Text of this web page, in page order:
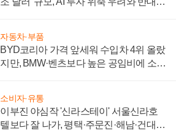
자동차·부품
BYD코리아 가격 앞세워 수입차 4위 올랐
지만, BMW·벤츠보다 높은 공임비에 소비
소비자·유통
이부진 야심작 '신라스테이' 서울신라호
텔보다 잘 나가, 평택·주문진·해남·건대로